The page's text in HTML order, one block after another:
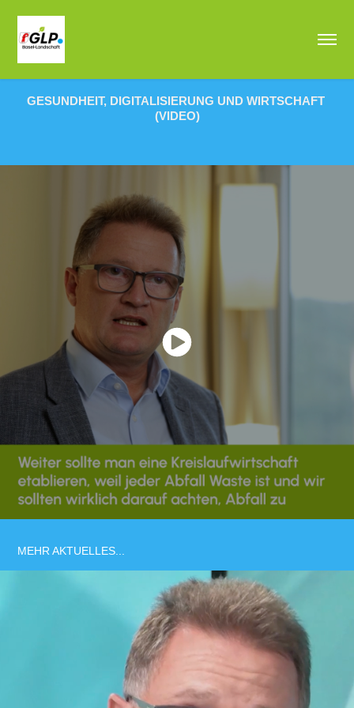
GESUNDHEIT, DIGITALISIERUNG UND WIRTSCHAFT
(VIDEO)
MEHR AKTUELLES...